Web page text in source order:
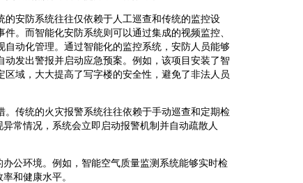
安防系统往往仅依赖于人工巡查和传统的监控设
。而智能化安防系统则可以通过集成的视频监控、
动化管理。通过智能化的监控系统，安防人员能够
发出警报并启动应急预案。例如，该项目安装了智
域，大大提高了写字楼的安全性，避免了非法人员
传统的火灾报警系统往往依赖于手动巡查和定期检
常情况，系统会立即启动报警机制并自动疏散人
公环境。例如，智能空气质量监测系统能够实时检
和健康水平。